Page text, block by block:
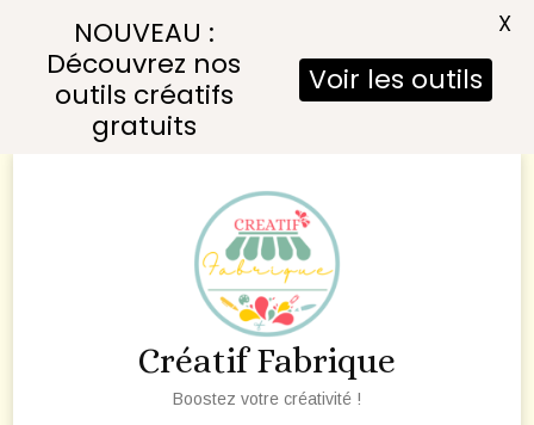
Créatif Fabrique
Boostez votre créativité !
NOUVEAU :
Découvrez nos
outils créatifs
gratuits
Voir les outils
X